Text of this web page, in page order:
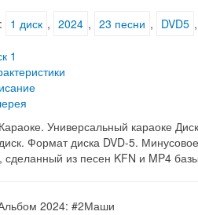
1 диск , 2024 , 23 песни , DVD5 ,
1
Универсальный караоке
Формат диска DVD-5.
сделанный из песен KFN и MP4
2024: #2Маши